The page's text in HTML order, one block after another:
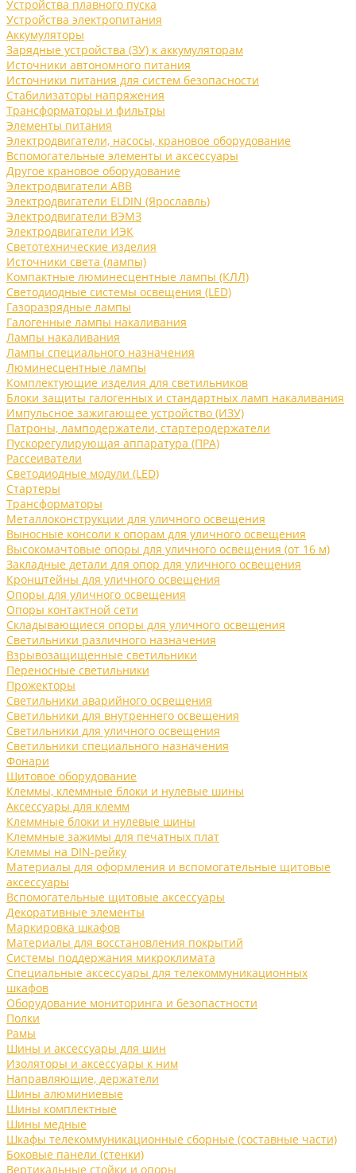
Устройства плавного пуска
Устройства электропитания
Аккумуляторы
Зарядные устройства (ЗУ) к аккумуляторам
Источники автономного питания
Источники питания для систем безопасности
Стабилизаторы напряжения
Трансформаторы и фильтры
Элементы питания
Электродвигатели, насосы, крановое оборудование
Вспомогательные элементы и аксессуары
Другое крановое оборудование
Электродвигатели ABB
Электродвигатели ELDIN (Ярославль)
Электродвигатели ВЭМЗ
Электродвигатели ИЭК
Светотехнические изделия
Источники света (лампы)
Компактные люминесцентные лампы (КЛЛ)
Светодиодные системы освещения (LED)
Газоразрядные лампы
Галогенные лампы накаливания
Лампы накаливания
Лампы специального назначения
Люминесцентные лампы
Комплектующие изделия для светильников
Блоки защиты галогенных и стандартных ламп накаливания
Импульсное зажигающее устройство (ИЗУ)
Патроны, ламподержатели, стартеродержатели
Пускорегулирующая аппаратура (ПРА)
Рассеиватели
Светодиодные модули (LED)
Стартеры
Трансформаторы
Металлоконструкции для уличного освещения
Выносные консоли к опорам для уличного освещения
Высокомачтовые опоры для уличного освещения (от 16 м)
Закладные детали для опор для уличного освещения
Кронштейны для уличного освещения
Опоры для уличного освещения
Опоры контактной сети
Складывающиеся опоры для уличного освещения
Светильники различного назначения
Взрывозащищенные светильники
Переносные светильники
Прожекторы
Светильники аварийного освещения
Светильники для внутреннего освещения
Светильники для уличного освещения
Светильники специального назначения
Фонари
Щитовое оборудование
Клеммы, клеммные блоки и нулевые шины
Аксессуары для клемм
Клеммные блоки и нулевые шины
Клеммные зажимы для печатных плат
Клеммы на DIN-рейку
Материалы для оформления и вспомогательные щитовые
аксессуары
Вспомогательные щитовые аксессуары
Декоративные элементы
Маркировка шкафов
Материалы для восстановления покрытий
Системы поддержания микроклимата
Специальные аксессуары для телекоммуникационных
шкафов
Оборудование мониторинга и безопастности
Полки
Рамы
Шины и аксессуары для шин
Изоляторы и аксессуары к ним
Направляющие, держатели
Шины алюминиевые
Шины комплектные
Шины медные
Шкафы телекоммуникационные сборные (составные части)
Боковые панели (стенки)
Вертикальные стойки и опоры